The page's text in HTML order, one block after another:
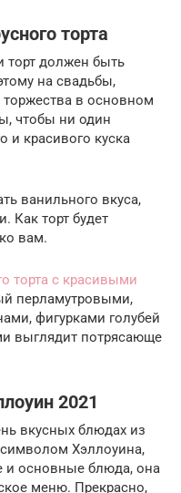
торта
торт должен быть
на свадьбы,
в основном
чтобы ни один
и красивого куска
ванильного вкуса,
Как торт будет
вам.
торта с красивыми
перламутровыми,
фигурками голубей
выглядит потрясающе
2021
вкусных блюдах из
Хэллоуина,
и основные блюда, она
меню. Прекрасно,